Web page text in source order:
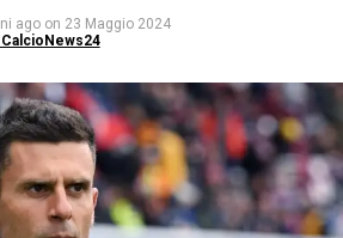
ago on 23 Maggio 2024